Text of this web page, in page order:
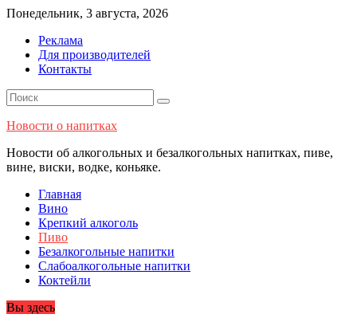
Перейти
содержимому
Понедельник, 3 августа, 2026
Реклама
Для производителей
Контакты
Новости о напитках
Новости об алкогольных и безалкогольных напитках, пиве,
вине, виски, водке, коньяке.
Главная
Вино
Крепкий алкоголь
Пиво
Безалкогольные напитки
Слабоалкогольные напитки
Коктейли
Вы здесь